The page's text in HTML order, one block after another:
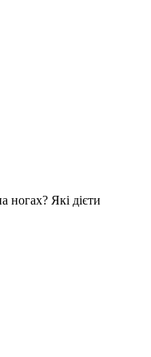
ногах? Які дієти